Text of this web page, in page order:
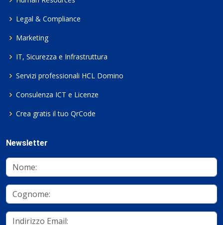
Legal & Compliance
Marketing
IT, Sicurezza e Infrastruttura
Servizi professionali HCL Domino
Consulenza ICT e Licenze
Crea gratis il tuo QrCode
Newsletter